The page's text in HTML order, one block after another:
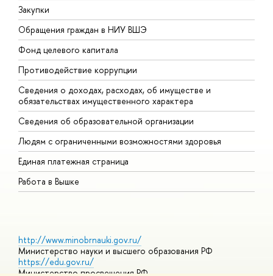
Закупки
Обращения граждан в НИУ ВШЭ
Фонд целевого капитала
Противодействие коррупции
Сведения о доходах, расходах, об имуществе и
обязательствах имущественного характера
Сведения об образовательной организации
Людям с ограниченными возможностями здоровья
Единая платежная страница
Работа в Вышке
http://www.minobrnauki.gov.ru/
Министерство науки и высшего образования РФ
https://edu.gov.ru/
Министерство просвещения РФ